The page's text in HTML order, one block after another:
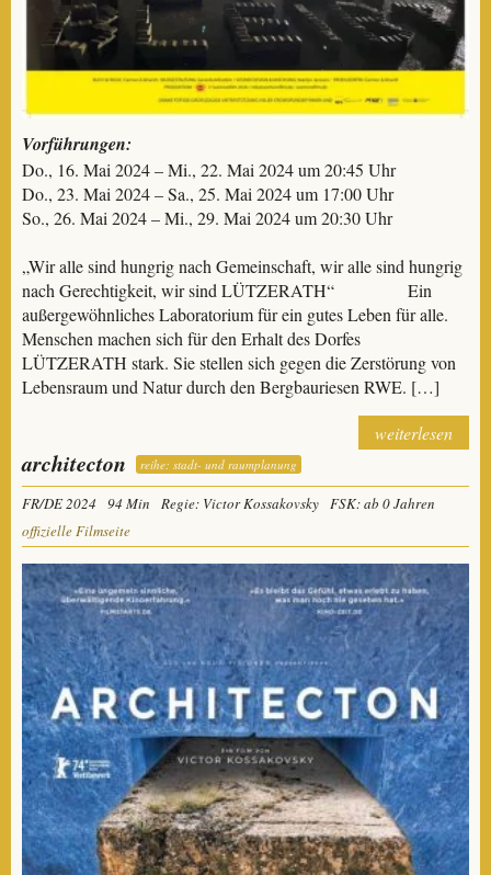
Vorführungen:
Do., 16. Mai 2024 – Mi., 22. Mai 2024 um 20:45 Uhr
Do., 23. Mai 2024 – Sa., 25. Mai 2024 um 17:00 Uhr
So., 26. Mai 2024 – Mi., 29. Mai 2024 um 20:30 Uhr
„Wir alle sind hungrig nach Gemeinschaft, wir alle sind hungrig
nach Gerechtigkeit, wir sind LÜTZERATH“ Ein
außergewöhnliches Laboratorium für ein gutes Leben für alle.
Menschen machen sich für den Erhalt des Dorfes
LÜTZERATH stark. Sie stellen sich gegen die Zerstörung von
Lebensraum und Natur durch den Bergbauriesen RWE. […]
weiterlesen
architecton reihe: stadt- und raumplanung
FR/DE 2024 94 Min Regie: Victor Kossakovsky FSK: ab 0 Jahren
offizielle Filmseite